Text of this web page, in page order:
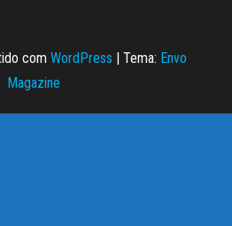
com WordPress Tema: Envo
Magazine